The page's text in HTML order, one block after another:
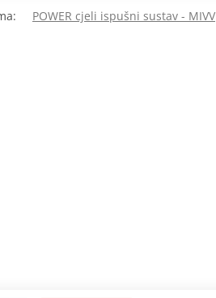
POWER cjeli ispušni sustav - MIVV